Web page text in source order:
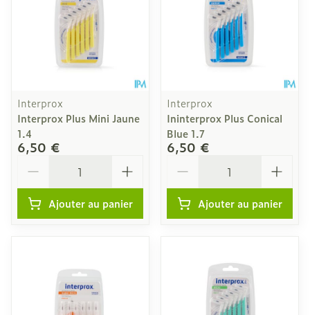
Interprox
Interprox Plus Mini Jaune
1.4
6,50 €
Ajouter au panier
Interprox
Ininterprox Plus Conical
Blue 1.7
6,50 €
Ajouter au panier